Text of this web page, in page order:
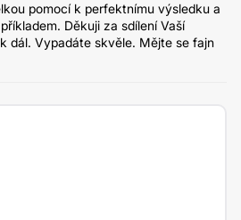
pomocí k perfektnímu výsledku a
Děkuji za sdílení Vaší
dál. Vypadáte skvěle. Mějte se fajn